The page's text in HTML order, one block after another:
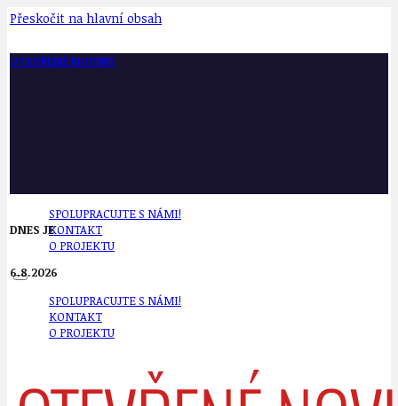
Přeskočit na hlavní obsah
OTEVŘENÉ NOVINY
SPOLUPRACUJTE S NÁMI!
KONTAKT
O PROJEKTU
SPOLUPRACUJTE S NÁMI!
KONTAKT
O PROJEKTU
DNES JE
6.8.2026